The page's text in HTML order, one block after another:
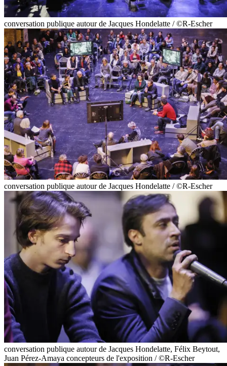
conversation publique autour de Jacques Hondelatte / ©R-Escher
conversation publique autour de Jacques Hondelatte / ©R-Escher
conversation publique autour de Jacques Hondelatte, Félix Beytout,
Juan Pérez-Amaya concepteurs de l'exposition / ©R-Escher